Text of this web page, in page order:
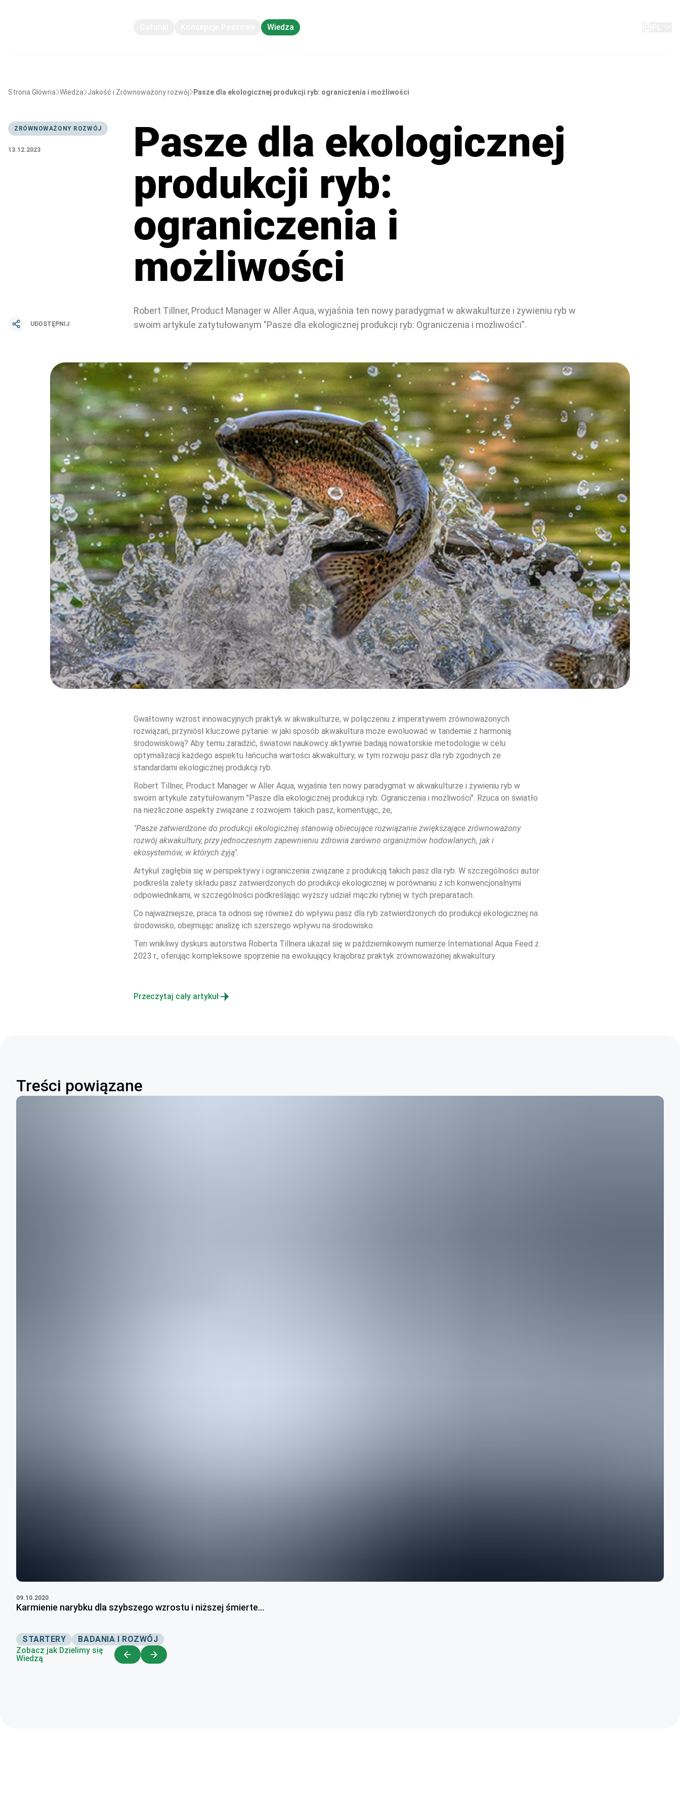
Wiedza
Strona Główna Wiedza Jakość i Zrównoważony rozwój Pasze dla ekologicznej produkcji ryb: ograniczenia i możliwości
ZRÓWNOWAŻONY ROZWÓJ
13.12.2023
UDOSTĘPNIJ
Pasze dla ekologicznej
produkcji ryb:
ograniczenia i
możliwości
Robert Tillner, Product Manager w Aller Aqua, wyjaśnia ten nowy paradygmat w akwakulturze i żywieniu ryb w
swoim artykule zatytułowanym "Pasze dla ekologicznej produkcji ryb: Ograniczenia i możliwości".
Gwałtowny wzrost innowacyjnych praktyk w akwakulturze, w połączeniu z imperatywem zrównoważonych
rozwiązań, przyniósł kluczowe pytanie: w jaki sposób akwakultura może ewoluować w tandemie z harmonią
środowiskową? Aby temu zaradzić, światowi naukowcy aktywnie badają nowatorskie metodologie w celu
optymalizacji każdego aspektu łańcucha wartości akwakultury, w tym rozwoju pasz dla ryb zgodnych ze
standardami ekologicznej produkcji ryb.
Robert Tillner, Product Manager w Aller Aqua, wyjaśnia ten nowy paradygmat w akwakulturze i żywieniu ryb w
swoim artykule zatytułowanym "Pasze dla ekologicznej produkcji ryb: Ograniczenia i możliwości". Rzuca on światło
na niezliczone aspekty związane z rozwojem takich pasz, komentując, że,
"Pasze zatwierdzone do produkcji ekologicznej stanowią obiecujące rozwiązanie zwiększające zrównoważony
rozwój akwakultury, przy jednoczesnym zapewnieniu zdrowia zarówno organizmów hodowlanych, jak i
ekosystemów, w których żyją".
Artykuł zagłębia się w perspektywy i ograniczenia związane z produkcją takich pasz dla ryb. W szczególności autor
podkreśla zalety składu pasz zatwierdzonych do produkcji ekologicznej w porównaniu z ich konwencjonalnymi
odpowiednikami, w szczególności podkreślając wyższy udział mączki rybnej w tych preparatach.
Co najważniejsze, praca ta odnosi się również do wpływu pasz dla ryb zatwierdzonych do produkcji ekologicznej na
środowisko, obejmując analizę ich szerszego wpływu na środowisko.
Ten wnikliwy dyskurs autorstwa Roberta Tillnera ukazał się w październikowym numerze International Aqua Feed z
2023 r., oferując kompleksowe spojrzenie na ewoluujący krajobraz praktyk zrównoważonej akwakultury.
Przeczytaj cały artykuł
Treści powiązane
09.10.2020
Karmienie narybku dla szybszego wzrostu i niższej śmierte...
STARTERY
BADANIA I ROZWÓJ
Zobacz jak Dzielimy się
Wiedzą